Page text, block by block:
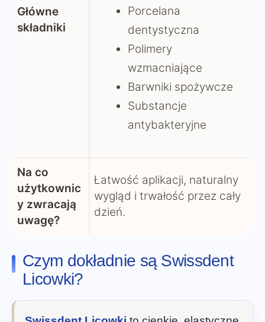
Główne
składniki
Porcelana
dentystyczna
Polimery
wzmacniające
Barwniki spożywcze
Substancje
antybakteryjne
Na co
użytkownic
y zwracają
uwagę?
Łatwość aplikacji, naturalny
wygląd i trwałość przez cały
dzień.
Czym dokładnie są Swissdent
Licowki?